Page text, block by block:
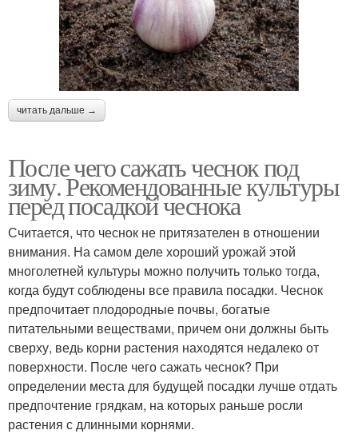
читать дальше →
После чего сажать чеснок под
зиму. Рекомендованные культуры
перед посадкой чеснока
Считается, что чеснок не притязателен в отношении
внимания. На самом деле хороший урожай этой
многолетней культуры можно получить только тогда,
когда будут соблюдены все правила посадки. Чеснок
предпочитает плодородные почвы, богатые
питательными веществами, причем они должны быть
сверху, ведь корни растения находятся недалеко от
поверхности. После чего сажать чеснок? При
определении места для будущей посадки лучше отдать
предпочтение грядкам, на которых раньше росли
растения с длинными корнями.